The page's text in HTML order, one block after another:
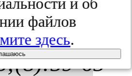
С.С.
65
файлов
здесь.